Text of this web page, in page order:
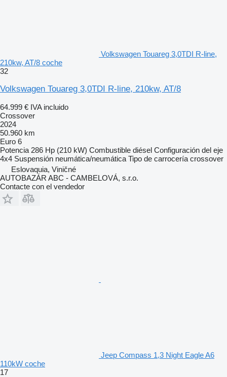
Volkswagen Touareg 3,0TDI R-line,
210kw, AT/8 coche
32
Volkswagen Touareg 3,0TDI R-line, 210kw, AT/8
64.999 € IVA incluido
Crossover
2024
50.960 km
Euro 6
Potencia 286 Hp (210 kW) Combustible diésel Configuración del eje
4x4 Suspensión neumática/neumática Tipo de carrocería crossover
Eslovaquia, Viničné
AUTOBAZÁR ABC - CAMBELOVÁ, s.r.o.
Contacte con el vendedor
Jeep Compass 1,3 Night Eagle A6
110kW coche
17